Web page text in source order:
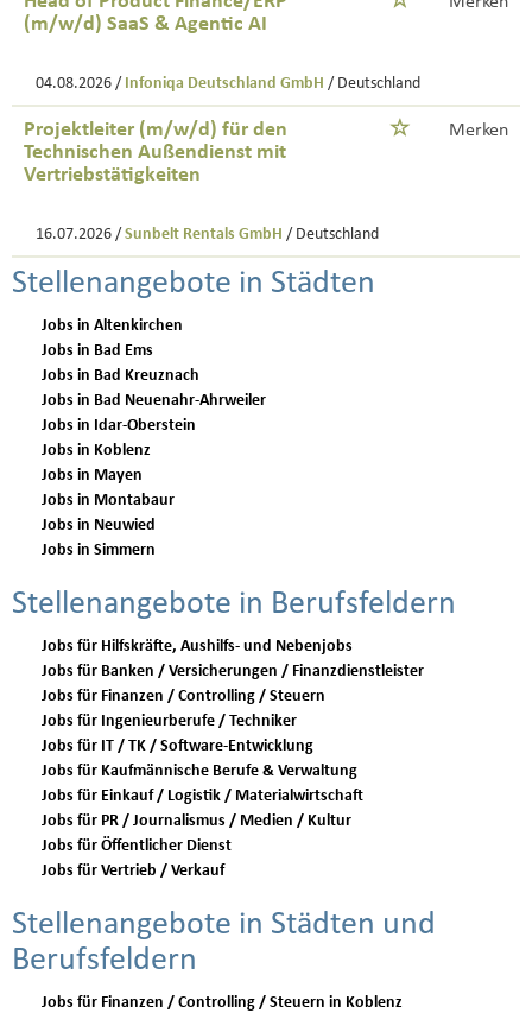
(m/w/d) SaaS & Agentic AI
04.08.2026 / Infoniqa Deutschland GmbH / Deutschland
Projektleiter (m/w/d) für den
Technischen Außendienst mit
Vertriebstätigkeiten
Merken
16.07.2026 / Sunbelt Rentals GmbH / Deutschland
Stellenangebote in Städten
Jobs in Altenkirchen
Jobs in Bad Ems
Jobs in Bad Kreuznach
Jobs in Bad Neuenahr-Ahrweiler
Jobs in Idar-Oberstein
Jobs in Koblenz
Jobs in Mayen
Jobs in Montabaur
Jobs in Neuwied
Jobs in Simmern
Stellenangebote in Berufsfeldern
Jobs für Hilfskräfte, Aushilfs- und Nebenjobs
Jobs für Banken / Versicherungen / Finanzdienstleister
Jobs für Finanzen / Controlling / Steuern
Jobs für Ingenieurberufe / Techniker
Jobs für IT / TK / Software-Entwicklung
Jobs für Kaufmännische Berufe & Verwaltung
Jobs für Einkauf / Logistik / Materialwirtschaft
Jobs für PR / Journalismus / Medien / Kultur
Jobs für Öffentlicher Dienst
Jobs für Vertrieb / Verkauf
Stellenangebote in Städten und
Berufsfeldern
Jobs für Finanzen / Controlling / Steuern in Koblenz